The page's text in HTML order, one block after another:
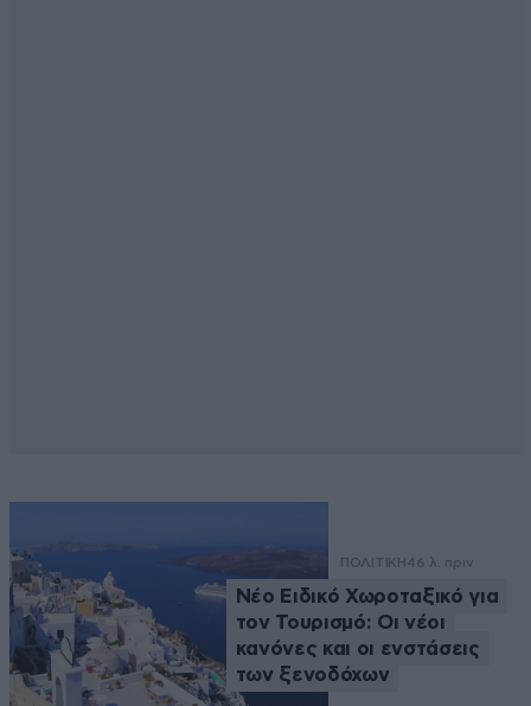
ΠΟΛΙΤΙΚΗ46 λ. πριν
Νέο Ειδικό Χωροταξικό για
τον Τουρισμό: Οι νέοι
κανόνες και οι ενστάσεις
των ξενοδόχων